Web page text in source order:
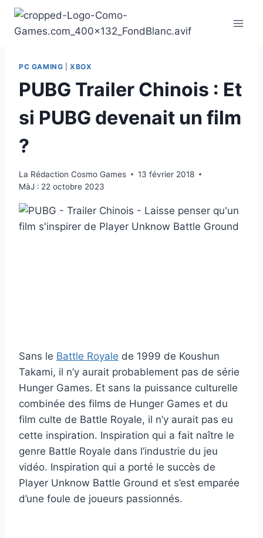
Aller
contenu
PC GAMING |XBOX
PUBG Trailer Chinois : Et
si PUBG devenait un film
?
La Rédaction Cosmo Games
13 février 2018
MàJ : 22 octobre 2023
Sans le Battle Royale de 1999 de Koushun
Takami, il n’y aurait probablement pas de série
Hunger Games. Et sans la puissance culturelle
combinée des films de Hunger Games et du
film culte de Battle Royale, il n’y aurait pas eu
cette inspiration. Inspiration qui a fait naître le
genre Battle Royale dans l’industrie du jeu
vidéo. Inspiration qui a porté le succès de
Player Unknow Battle Ground et s’est emparée
d’une foule de joueurs passionnés.